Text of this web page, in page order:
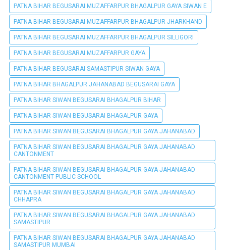
PATNA BIHAR BEGUSARAI MUZAFFARPUR BHAGALPUR GAYA SIWAN E
PATNA BIHAR BEGUSARAI MUZAFFARPUR BHAGALPUR JHARKHAND
PATNA BIHAR BEGUSARAI MUZAFFARPUR BHAGALPUR SILLIGORI
PATNA BIHAR BEGUSARAI MUZAFFARPUR GAYA
PATNA BIHAR BEGUSARAI SAMASTIPUR SIWAN GAYA
PATNA BIHAR BHAGALPUR JAHANABAD BEGUSARAI GAYA
PATNA BIHAR SIWAN BEGUSARAI BHAGALPUR BIHAR
PATNA BIHAR SIWAN BEGUSARAI BHAGALPUR GAYA
PATNA BIHAR SIWAN BEGUSARAI BHAGALPUR GAYA JAHANABAD
PATNA BIHAR SIWAN BEGUSARAI BHAGALPUR GAYA JAHANABAD
CANTONMENT
PATNA BIHAR SIWAN BEGUSARAI BHAGALPUR GAYA JAHANABAD
CANTONMENT PUBLIC SCHOOL
PATNA BIHAR SIWAN BEGUSARAI BHAGALPUR GAYA JAHANABAD
CHHAPRA
PATNA BIHAR SIWAN BEGUSARAI BHAGALPUR GAYA JAHANABAD
SAMASTIPUR
PATNA BIHAR SIWAN BEGUSARAI BHAGALPUR GAYA JAHANABAD
SAMASTIPUR MUMBAI